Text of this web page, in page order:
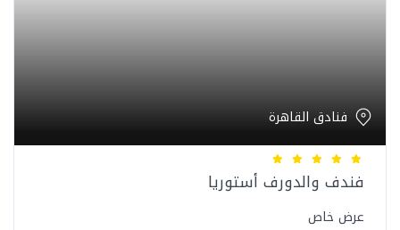
فنادق القاهرة
فندف والدورف أستوريا
عرض خاص